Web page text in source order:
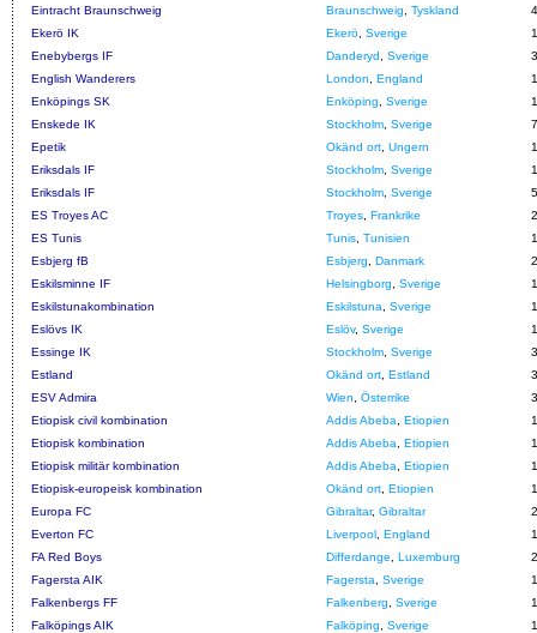
Eintracht Braunschweig
Braunschweig Tyskland
4
Ekerö IK
Ekerö Sverige
1
Enebybergs IF
Danderyd Sverige
3
English Wanderers
London England
1
Enköpings SK
Enköping Sverige
Enskede IK
Stockholm Sverige
7
Epetik
Okänd ort Ungern
1
Eriksdals IF
Stockholm Sverige
1
Eriksdals IF
Stockholm Sverige
5
ES Troyes AC
Troyes Frankrike
2
ES Tunis
Tunis Tunisien
1
Esbjerg fB
Esbjerg Danmark
2
Eskilsminne IF
Helsingborg Sverige
1
Eskilstunakombination
Eskilstuna Sverige
1
Eslövs IK
Eslöv, Sverige
1
Essinge IK
Stockholm Sverige
3
Estland
Okänd ort Estland
3
ESV Admira
Wien Österrike
3
Etiopisk civil kombination
Addis Abeba Etiopien
1
Etiopisk kombination
Addis Abeba Etiopien
1
Etiopisk militär kombination
Addis Abeba Etiopien
1
Etiopisk-europeisk kombination
Okänd ort Etiopien
1
Europa FC
Gibraltar, Gibraltar
2
Everton FC
Liverpool England
1
FA Red Boys
Differdange Luxemburg
2
Fagersta AIK
Fagersta Sverige
1
Falkenbergs FF
Falkenberg Sverige
Falköpings AIK
Falköping Sverige
1